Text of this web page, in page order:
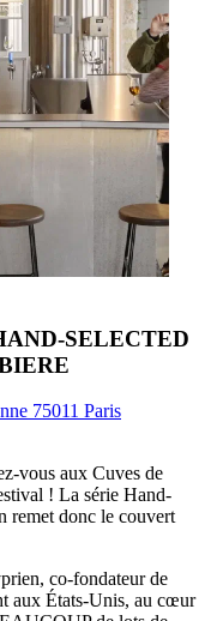
SELECTED
75011 Paris
vous aux Cuves de
! La série Hand-
remet donc le couvert
co-fondateur de
aux États-Unis, au cœur